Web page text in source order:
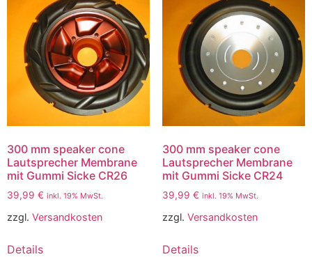
300 mm speaker cone
Lautsprecher Membrane
mit Gummi Sicke CR26
39,99 € inkl. 19% MwSt.
zzgl. Versandkosten
Details
300 mm speaker cone
Lautsprecher Membrane
mit Gummi Sicke CR24
39,99 € inkl. 19% MwSt.
zzgl. Versandkosten
Details